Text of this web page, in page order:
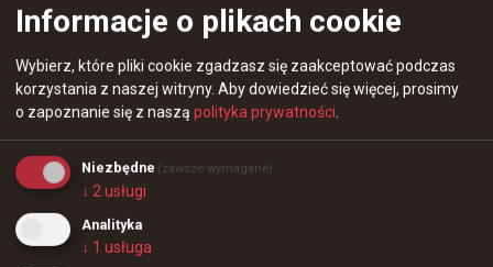
aleksib d3oo 2 miesiące temu
Aleksib: Nigdy nie miałem tak dużych nadziei, co do
Informacje o plikach cookie
Wybierz, które pliki cookie zgadzasz się zaakceptować podczas
korzystania z naszej witryny. Aby dowiedzieć się więcej, prosimy
o zapoznanie się z naszą polityka prywatności.
Niezbędne (zawsze wymagane)
↓ 2usługi
Analityka
↓ 1 usługa